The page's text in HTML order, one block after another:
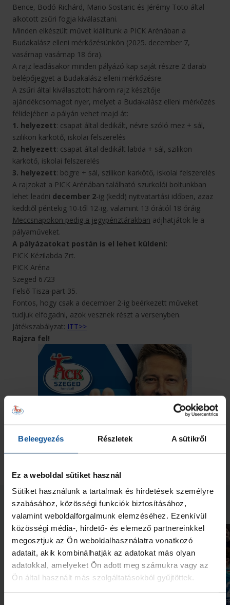
Beleegyezés Részletek A sütikről
Ez a weboldal sütiket használ
Sütiket használunk a tartalmak és hirdetések személyre
szabásához, közösségi funkciók biztosításához,
valamint weboldalforgalmunk elemzéséhez. Ezenkívül
közösségi média-, hirdető- és elemező partnereinkkel
megosztjuk az Ön weboldalhasználatra vonatkozó
adatait, akik kombinálhatják az adatokat más olyan
adatokkal, amelyeket Ön adott meg számukra vagy az
Ön által használt más szolgáltatásokból gyűjtöttek.
Bence, Bodó Richárd, Mario Sostaric és Jérémy Toto által
alkotott zsűri fogja kiválasztani.
Minden elkészült művet kiállítunk a PICK Arénában a
Budakalász elleni mérkőzésünkön (2025. december 7,
vasárnap vasárnap 18 óra).
A rajz leadásakor minden pályázó kap saját részre 2 darab
belépőjegyet a Budakalász elleni mérkőzésre.
A zsűri által kiválasztott három rajz készítője
ajándékcsomagot nyer, melyet a Budakalász elleni mérkőzés
félidejében a pályán vehet majd át:
1. helyezett: csapat által dedikált, névre szóló mez + sál,
szilikon karkötő, iskolai felszerelés
2. helyezett: csapat által dedikált labda + sál, szilikon
karkötő, iskolai felszerelés
3. helyezett: bögre + sál, szilikon karkötő, iskolai felszerelés
A rajzokat a PICK Arénában található szurkolói boltunkban
lehet leadni december 2-ig (kedd) nyitvatartási időben, azaz
keddtől péntekig 10-től 12-ig, valamint 13 órától 18 óráig.
Meccsnapokon pedig a jegypénztárakban adjhatjátok le a
pályaműveket.
A pályázatokat postán is el lehet küldeni:
PICK Kézilabda Zrt.
PICK Aréna
Szeged 6723
Felső Tisza-part 35.
Fontos, hogy csak a december 2-ig beérkezett műveket
tudjuk elfogadni, azok vesznek részt a versenyben.
Játékszabályzat: ITT>>
Rajzra fel!
Neked ajánljuk